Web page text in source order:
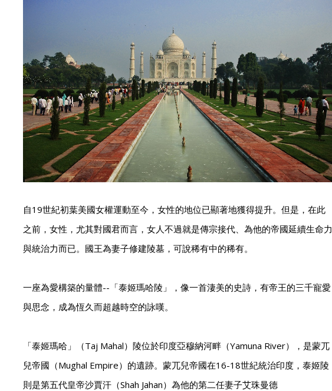
自19世紀初葉美國女權運動至今，女性的地位已顯著地獲得提升。但是，在此
之前，女性，尤其對國君而言，女人不過就是傳宗接代、為他的帝國延續生命力
與統治力而已。國王為妻子修建陵墓，可說稀有中的稀有。
一座為愛構築的量體--「泰姬瑪哈陵」，像一首淒美的史詩，有帝王的三千寵愛
與思念，成為恆久而超越時空的詠嘆。
「泰姬瑪哈」（Taj Mahal）陵位於印度亞穆納河畔（Yamuna River），是蒙兀
兒帝國（Mughal Empire）的遺跡。蒙兀兒帝國在16-18世紀統治印度，泰姬陵
則是第五代皇帝沙賈汗（Shah Jahan）為他的第二任妻子艾珠曼德